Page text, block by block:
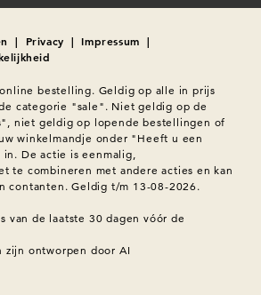
| Privacy | Impressum |
bestelling. Geldig op alle in prijs
categorie "sale". Niet geldig op de
niet geldig op lopende bestellingen of
winkelmandje onder "Heeft u een
De actie is eenmalig,
te combineren met andere acties en kan
contanten. Geldig t/m 13-08-2026.
van de laatste 30 dagen vóór de
zijn ontworpen door AI